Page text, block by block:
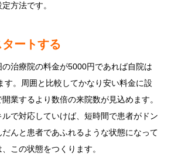
方法です。
ートする
治療院の料金が5000円であれば自院は
す。周囲と比較してかなり安い料金に設
業するより数倍の来院数が見込めます。
で対応していけば、短時間で患者がドン
だんと患者であふれるような状態になって
この状態をつくります。